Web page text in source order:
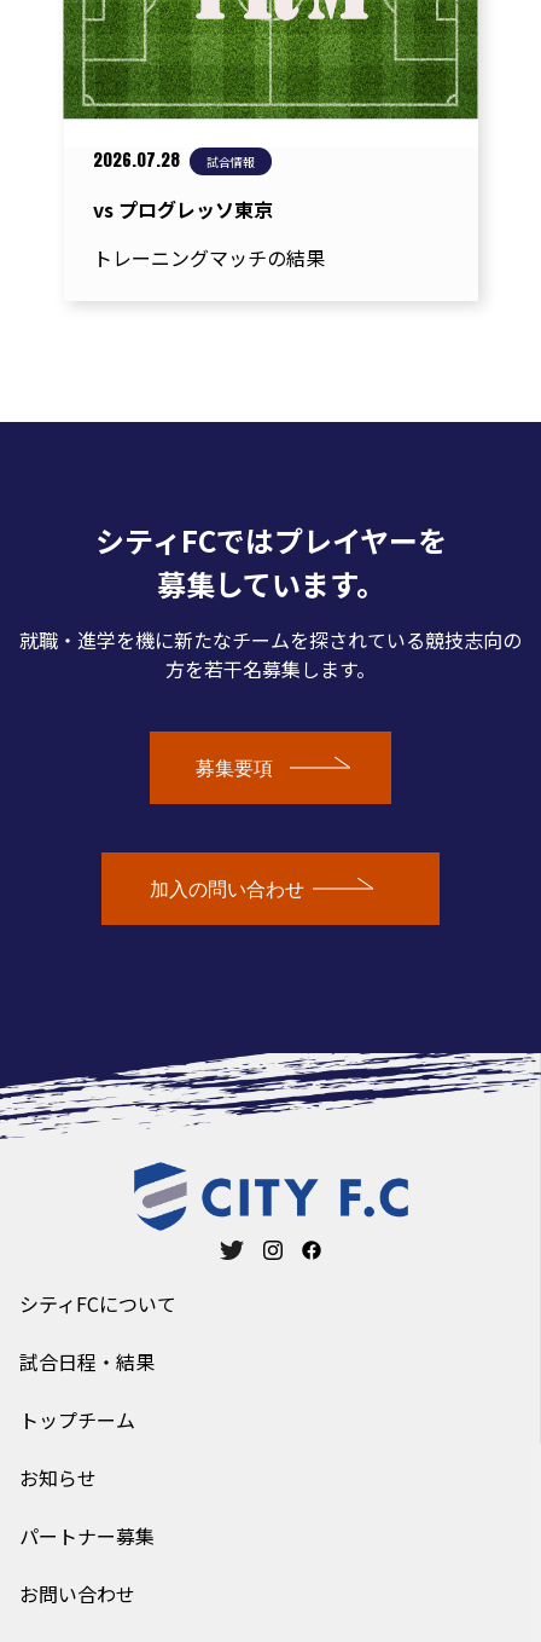
2026.07.28 試合情報
vs プログレッソ東京
トレーニングマッチの結果
シティFCではプレイヤーを
募集しています。
就職・進学を機に新たなチームを探されている競技志向の
方を若干名募集します。
募集要項
加入の問い合わせ
シティFCについて
試合日程・結果
トップチーム
お知らせ
パートナー募集
お問い合わせ